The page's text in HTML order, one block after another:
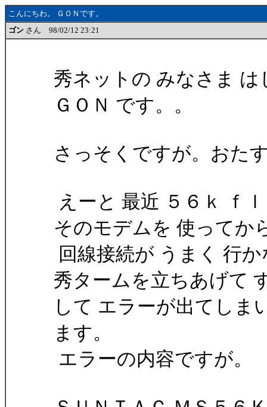
こんにちわ。 ＧＯＮです。
ゴン さん 98/02/12 23:21
秀ネットの みなさま
ＧＯＮ です。。
さっそくですが。おた
えーと 最近 ５６ｋ ｆ
そのモデムを 使ってか
回線接続が うまく 行
秀タームを立ちあげて
して エラーが出てしま
ます。
エラーの内容ですが。